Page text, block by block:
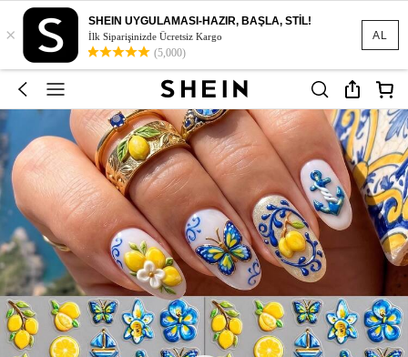
AL
×
SHEIN UYGULAMASI-HAZIR, BAŞLA, STİL!
İlk Siparişinizde Ücretsiz Kargo
(5,000)